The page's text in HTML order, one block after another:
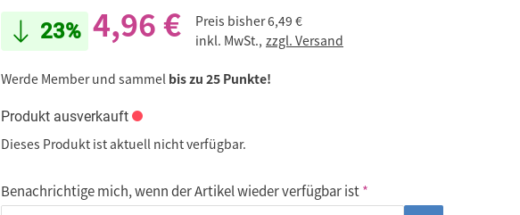
23% 4,96 € Preis bisher6,49 €
inkl. MwSt., zzgl. Versand
Werde Member und sammel bis zu 25 Punkte!
Produkt ausverkauft
Dieses Produkt ist aktuell nicht verfügbar.
Benachrichtige mich, wenn der Artikel wieder verfügbar ist